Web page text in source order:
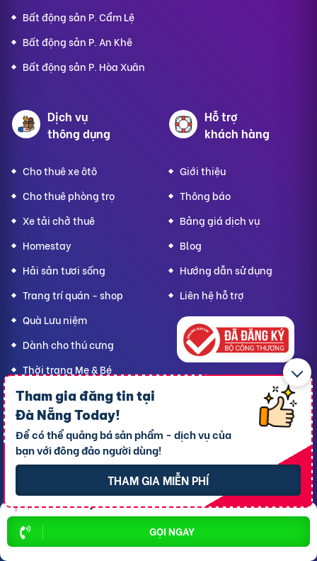
GỌI NGAY
Tham gia đăng tin tại
Đà Nẵng Today!
Để có thể quảng bá sản phẩm - dịch vụ của
bạn với đông đảo người dùng!
THAM GIA MIỄN PHÍ
Bất động sản P. Cẩm Lệ
Bất động sản P. An Khê
Bất động sản P. Hòa Xuân
Dịch vụ
thông dụng
Cho thuê xe ôtô
Cho thuê phòng trọ
Xe tải chở thuê
Homestay
Hải sản tươi sống
Trang trí quán - shop
Quà Lưu niệm
Dành cho thú cưng
Thời trang Mẹ & Bé
Hỗ trợ
khách hàng
Giới thiệu
Thông báo
Bảng giá dịch vụ
Blog
Hướng dẫn sử dụng
Liên hệ hỗ trợ
Đà Nẵng Today,
hãy lan tỏa yêu thương!
CÔNG TY TNHH RAO VẶT NHANH
Địa chỉ trụ sở chính: 7 Trần Minh Sơn, phường Tân An, TP.
Cần Thơ
Giấy CNĐKDN: 1801717351 – Ngày cấp: 24/01/2022 - Cơ
quan cấp: Phòng Đăng ký kinh doanh – Sở kế hoạch và
Đầu tư TP. Cần Thơ